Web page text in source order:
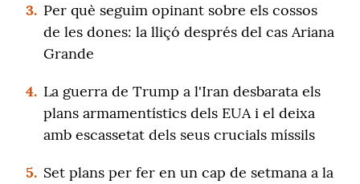
3. Per què seguim opinant sobre els cossos
de les dones: la lliçó després del cas Ariana
Grande
4. La guerra de Trump a l'Iran desbarata els
plans armamentístics dels EUA i el deixa
amb escassetat dels seus crucials míssils
5. Set plans per fer en un cap de setmana a la